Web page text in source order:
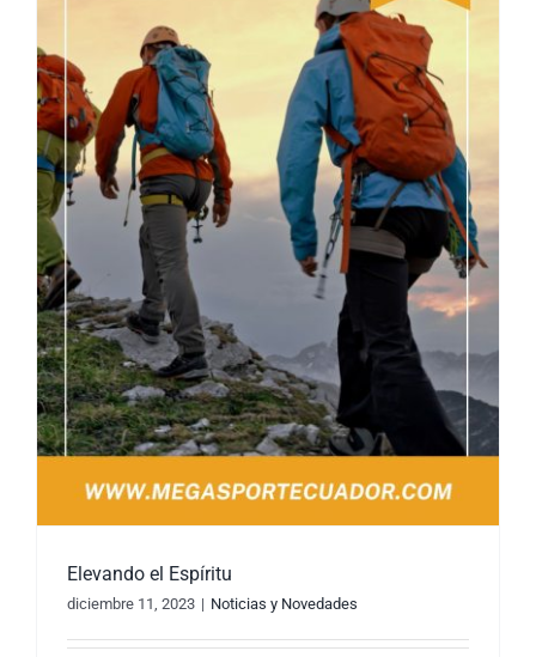
Elevando el Espíritu
diciembre 11, 2023 | Noticias y Novedades